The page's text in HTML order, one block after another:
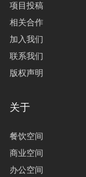
项目投稿
相关合作
加入我们
联系我们
版权声明
关于
餐饮空间
商业空间
办公空间